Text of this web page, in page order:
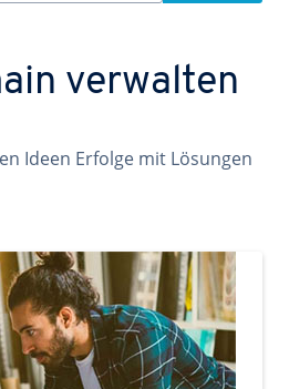
verwalten
Ideen Erfolge mit Lösungen